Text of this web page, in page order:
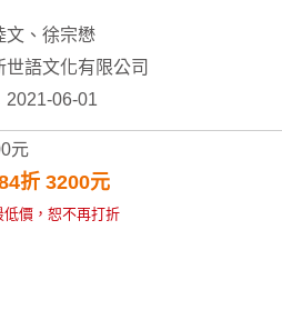
文、徐宗懋
世語文化有限公司
2021-06-01
元
折 3200元
價，恕不再打折